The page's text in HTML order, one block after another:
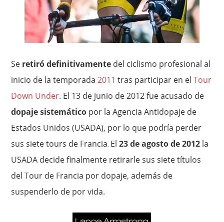
Se retiró definitivamente del ciclismo profesional al
inicio de la temporada2011 tras participar en elTour
Down Under. El 13 de junio de 2012 fue acusado de
dopaje sistemático por la Agencia Antidopaje de
Estados Unidos (USADA), por lo que podría perder
sus siete tours de Francia. El23 de agosto de 2012 la
USADA decide finalmente retirarle sus siete títulos
del Tour de Francia por dopaje, además de
suspenderlo de por vida.